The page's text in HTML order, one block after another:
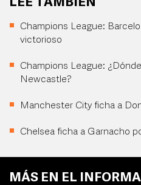
LEE TAMBIÉN
Champions League:
victorioso
Champions League:
Newcastle?
Manchester City ficha a
Chelsea ficha a Garnacho
MÁS EN EL